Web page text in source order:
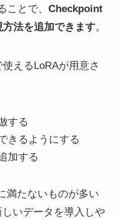
ことで、 Checkpoint
法を追加できます。
えるLoRAが用意さ
する
きるようにする
加する
満たないものが多い
いデータを導入しや